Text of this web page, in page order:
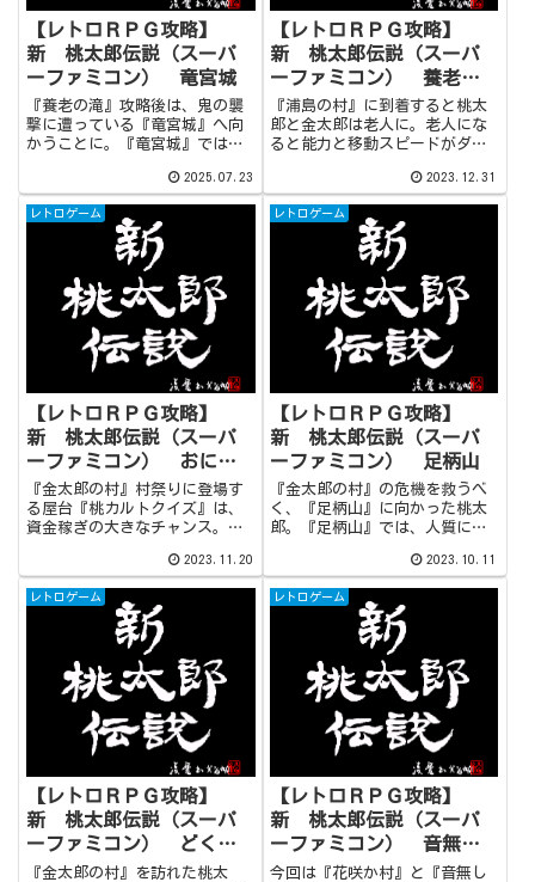
【レトロＲＰＧ攻略】
新 桃太郎伝説（スーパ
ーファミコン） 竜宮城
『養老の滝』攻略後は、鬼の襲
撃に遭っている『竜宮城』へ向
かうことに。『竜宮城』ではボ
乙姫を助けるために食水餓鬼を
始めとする雑魚敵との連戦が予
定されています。乙姫救出後は
宴イベントを経て、『竜宮城』
から月へ向かう展開となりま
2025.07.23
【レトロＲＰＧ攻略】
新 桃太郎伝説（スーパ
ーファミコン） 養老の
滝
『浦島の村』に到着すると桃太
郎と金太郎は老人に。老人にな
ると能力と移動スピードがダウ
可能。『養老の滝』では『オニ
よけ』でエンカウントを避けな
がら、目的地を目指しましょ
う。 その後はイベントが発生
し、元の姿に戻ることができま
2023.12.31
レトロゲーム
【レトロＲＰＧ攻略】
新 桃太郎伝説（スーパ
ーファミコン） おによ
け仙人の庵、まよけ仙人
の庵
『金太郎の村』村祭りに登場す
る屋台『桃カルトクイズ』は、
資金稼ぎの大きなチャンス。そ
け』の術を習得することになり
ますが、『オニよけ』は若干の
運が作用します。できれば一発
で習得したいところ。『まよ
け』はノヅチの討伐数50が習得
の条件です。
2023.11.20
レトロゲーム
【レトロＲＰＧ攻略】
新 桃太郎伝説（スーパ
ーファミコン） 足柄山
『金太郎の村』の危機を救うべ
く、『足柄山』に向かった桃太
郎。『足柄山』では、人質に囚
軍奮闘中の金太郎が仲間に加わ
ります。その後はダイダ王子と
のイベントバトルや、『足柄
山』のボス・竜燈鬼との戦いが
予定されています。
2023.10.11
レトロゲーム
【レトロＲＰＧ攻略】
新 桃太郎伝説（スーパ
ーファミコン） どくけ
し仙人の庵、鹿角の里
『金太郎の村』を訪れた桃太
レトロゲーム
【レトロＲＰＧ攻略】
新 桃太郎伝説（スーパ
ーファミコン） 音無し
の洞窟
今回は『花咲か村』と『音無し